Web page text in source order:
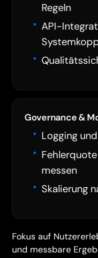
Regeln
API-
Governance &
Logging
messen
Skalierung
Fokus auf
und messbare